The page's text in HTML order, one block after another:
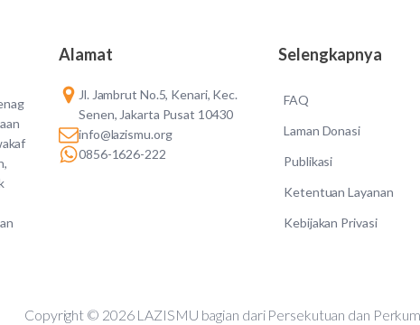
Alamat
Jl. Jambrut No.5, Kenari, Kec.
Senen, Jakarta Pusat 10430
info@lazismu.org
0856-1626-222
Selengkapnya
FAQ
Laman Donasi
Publikasi
Ketentuan Layanan
Kebijakan Privasi
Copyright © 2026 LAZISMU bagian dari Persekutuan dan